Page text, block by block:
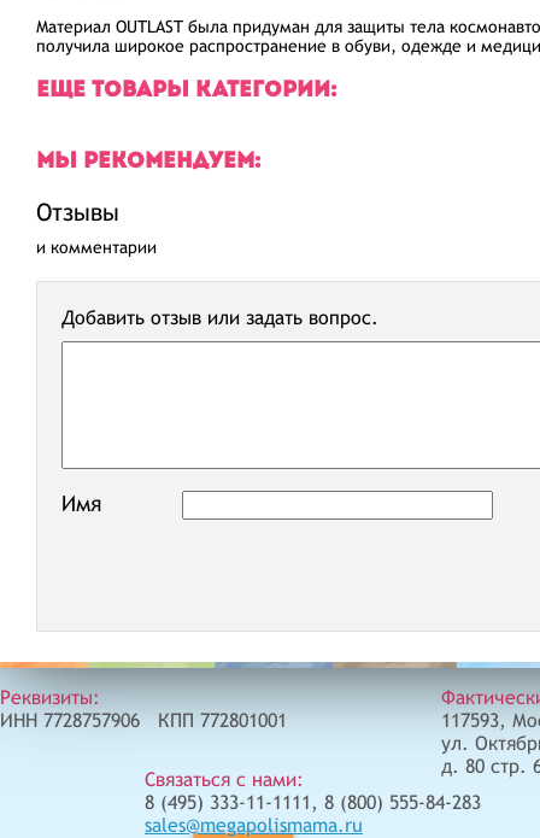
Материал OUTLAST была придуман для защиты тела
получила широкое распространение в обуви, одежде и
ЕЩЕ ТОВАРЫ КАТЕГОРИИ:
МЫ РЕКОМЕНДУЕМ:
Отзывы
и комментарии
Добавить отзыв или задать вопрос.
Имя
Реквизиты:
ИНН 7728757906 КПП 772801001
Связаться с нами:
8 (495) 333-11-1111, 8 (800) 555-84-283
sales@megapolismama.ru
117593,
ул.
д. 80 стр.